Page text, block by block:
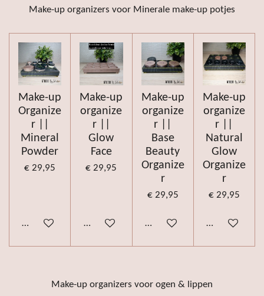
Make-up organizers voor Minerale make-up potjes
Make-up
Organize
r ||
Mineral
Powder
€ 29,95
Bekijk details
Make-up
organize
r ||
Glow
Face
€ 29,95
Bekijk details
Make-up
organize
r ||
Base
Beauty
Organize
r
€ 29,95
Bekijk details
Make-up
organize
r ||
Natural
Glow
Organize
r
€ 29,95
Bekijk details
Make-up organizers voor ogen & lippen